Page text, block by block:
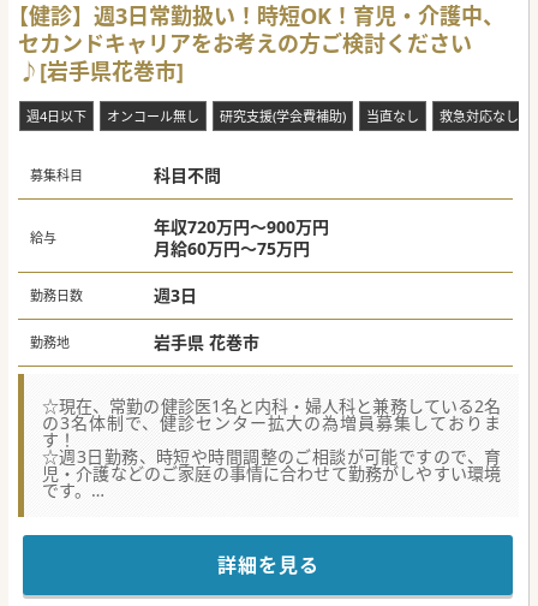
【健診】週3日常勤扱い！時短OK！育児・介護中、
セカンドキャリアをお考えの方ご検討ください
♪[岩手県花巻市]
週4日以下 オンコール無し 研究支援(学会費補助) 当直なし 救急対応なし
募集科目 科目不問
給与
年収720万円～900万円
月給60万円～75万円
勤務日数 週3日
勤務地 岩手県 花巻市
☆現在、常勤の健診医1名と内科・婦人科と兼務している2名
の3名体制で、健診センター拡大の為増員募集しておりま
す！
☆週3日勤務、時短や時間調整のご相談が可能ですので、育
児・介護などのご家庭の事情に合わせて勤務がしやすい環境
です。
☆2027年1月開始が目安で、前倒し、後ろ倒しもご相談可能
☆★コンサルタントからのメッセージ☆★
地域医療の中核を担う病院で、地域住民の健康を守る重要な
役割を果たしています。
詳細を見る